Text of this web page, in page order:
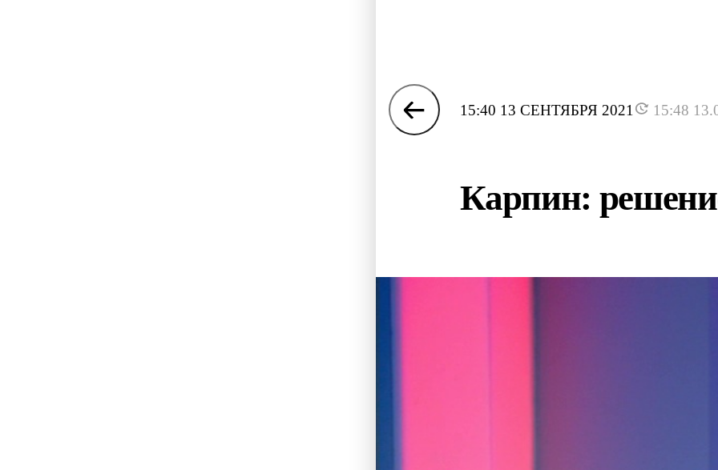
15:40 13 СЕНТЯБРЯ 2021 15:48
Карпин: